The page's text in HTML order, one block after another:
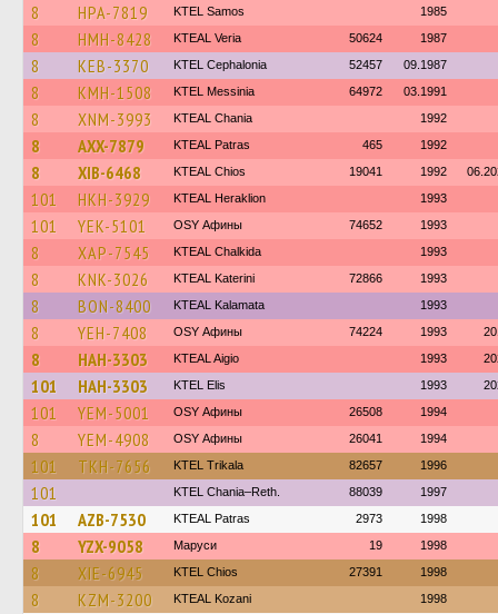
8 HPA-7819 KTEL Samos 1985
8 HMH-8428 KTEAL Veria 50624 1987
8 KEB-3370 KTEL Cephalonia 52457 09.1987
8 KMH-1508 KTEL Messinia 64972 03.1991
8 XNM-3993 KTEAL Chania 1992
8 AXX-7879 KTEAL Patras 465 1992
8 XIB-6468 KTEAL Chios 19041 1992
101 HKH-3929 KTEAL Heraklion 1993
101 YEK-5101 OSY Афины 74652 1993
8 XAP-7545 KTEAL Chalkida 1993
8 KNK-3026 KTEAL Katerini 72866 1993
8 BON-8400 KTEAL Kalamata 1993
8 YEH-7408 OSY Афины 74224 1993
8 HAH-3303 KTEAL Aigio 1993
101 HAH-3303 KTEL Elis 1993
101 YEM-5001 OSY Афины 26508 1994
8 YEM-4908 OSY Афины 26041 1994
101 TKH-7656 ΚΤΕL Τrikala 82657 1996
101 KTEL Chania–Reth. 88039 1997
101 AZB-7530 KTEAL Patras 2973 1998
8 YZX-9058 Маруси 19 1998
8 XIE-6945 KTEL Chios 27391 1998
8 KZM-3200 KTEAL Kozani 1998